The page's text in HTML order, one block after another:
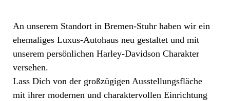
An unserem Standort in Bremen-Stuhr haben wir ein
ehemaliges Luxus-Autohaus neu gestaltet und mit
unserem persönlichen Harley-Davidson Charakter
versehen.
Lass Dich von der großzügigen Ausstellungsfläche
mit ihrer modernen und charaktervollen Einrichtung